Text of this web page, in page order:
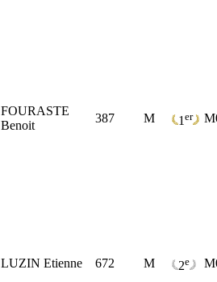
FOURASTE
Benoit
387 M 1 er
LUZIN Etienne 672 M 2e